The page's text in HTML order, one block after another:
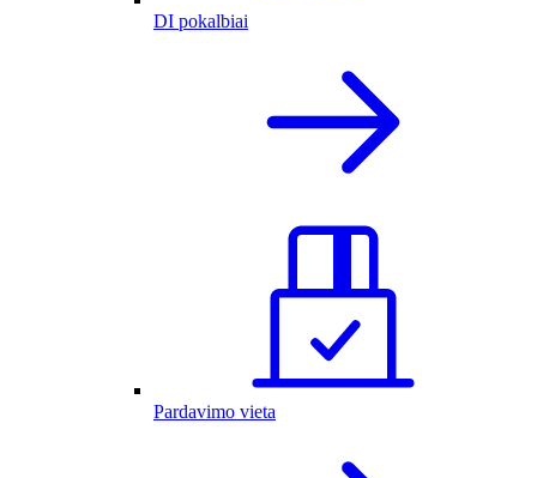
DI pokalbiai
Pardavimo vieta